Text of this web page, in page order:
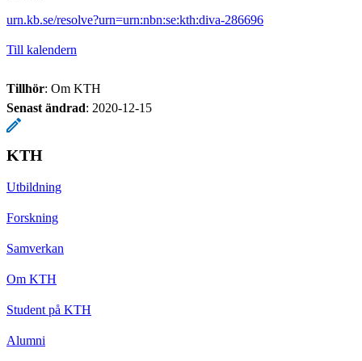
urn.kb.se/resolve?urn=urn:nbn:se:kth:diva-286696
Till kalendern
Tillhör: Om KTH
Senast ändrad: 2020-12-15
KTH
Utbildning
Forskning
Samverkan
Om KTH
Student på KTH
Alumni